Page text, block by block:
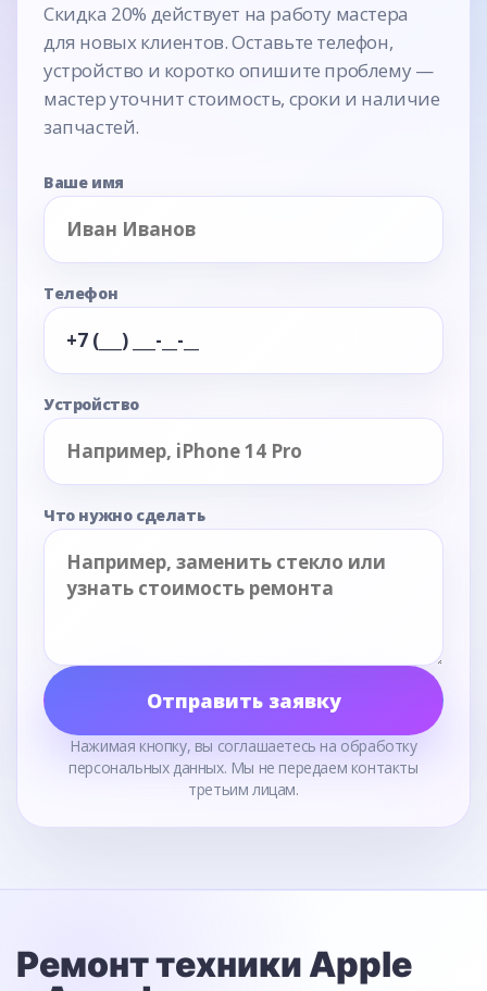
Скидка 20% действует на работу мастера
для новых клиентов. Оставьте телефон,
устройство и коротко опишите проблему —
мастер уточнит стоимость, сроки и наличие
запчастей.
Ваше имя
Телефон
Устройство
Что нужно сделать
Отправить заявку
Нажимая кнопку, вы соглашаетесь на обработку
персональных данных. Мы не передаем контакты
третьим лицам.
Ремонт техники Apple